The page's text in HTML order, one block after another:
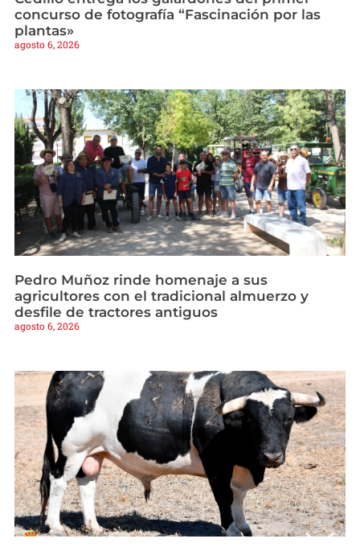
concurso de fotografía “Fascinación por las
plantas»
agosto 6, 2026
Pedro Muñoz rinde homenaje a sus
agricultores con el tradicional almuerzo y
desfile de tractores antiguos
agosto 6, 2026